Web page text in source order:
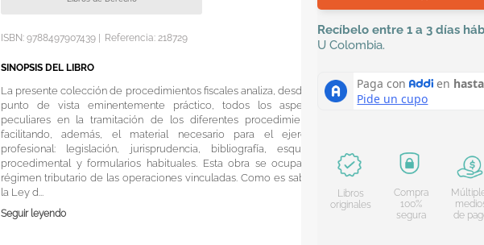
ISBN: 9788497907439 Referencia: 218729
SINOPSIS DEL LIBRO
La presente colección de procedimientos fiscales analiza, desde un
punto de vista eminentemente práctico, todos los aspectos
peculiares en la tramitación de los diferentes procedimientos,
facilitando, además, el material necesario para el ejercicio
profesional: legislación, jurisprudencia, bibliografía, esquema
procedimental y formularios habituales. Esta obra se ocupa del
régimen tributario de las operaciones vinculadas. Como es sabido,
la Ley d...
Seguir leyendo
Recíbelo entre 1 a 3 días
U Colombia.
Libros
originales
Compra
100%
segura
de